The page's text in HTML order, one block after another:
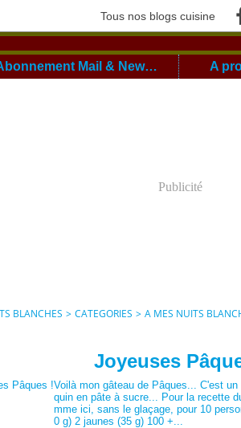
Tous nos blogs cuisine
Abonnement Mail & Newsletter A
Publicité
BLANCHES > CATEGORIES > A MES NUITS
Joyeuses
Voilà mon gâteau de Pâques... C'est
quin en pâte à sucre... Pour la recette
mme ici, sans le glaçage, pour 10
0 g) 2 jaunes (35 g) 100 +...